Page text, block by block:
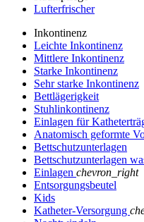
Lufterfrischer
Inkontinenz
Leichte Inkontinenz
Mittlere Inkontinenz
Starke Inkontinenz
Sehr starke Inkontinenz
Bettlägerigkeit
Stuhlinkontinenz
Einlagen für
Anatomisch geformte
Bettschutzunterlagen
Bettschutzunterlagen
Einlagen chevron_right
Entsorgungsbeutel
Kids
Katheter-Versorgung